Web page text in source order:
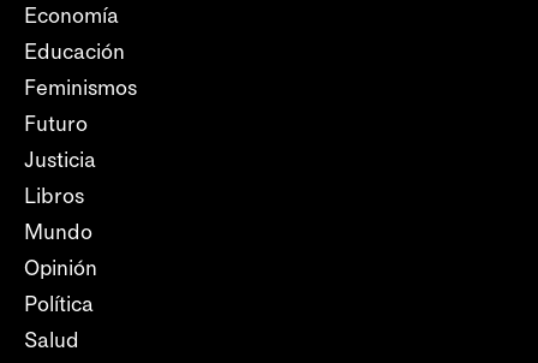
Economía
Educación
Feminismos
Futuro
Justicia
Libros
Mundo
Opinión
Política
Salud